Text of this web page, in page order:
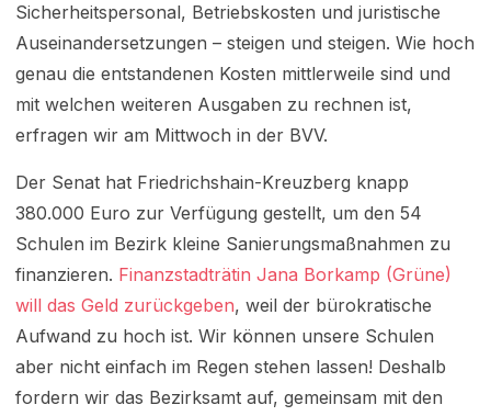
Sicherheitspersonal, Betriebskosten und juristische
Auseinandersetzungen – steigen und steigen. Wie hoch
genau die entstandenen Kosten mittlerweile sind und
mit welchen weiteren Ausgaben zu rechnen ist,
erfragen wir am Mittwoch in der BVV.
Der Senat hat Friedrichshain-Kreuzberg knapp
380.000 Euro zur Verfügung gestellt, um den 54
Schulen im Bezirk kleine Sanierungsmaßnahmen zu
finanzieren. Finanzstadträtin Jana Borkamp (Grüne)
will das Geld zurückgeben, weil der bürokratische
Aufwand zu hoch ist. Wir können unsere Schulen
aber nicht einfach im Regen stehen lassen! Deshalb
fordern wir das Bezirksamt auf, gemeinsam mit den